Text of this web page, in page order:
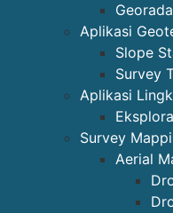
Aplikasi
Slope
Survey
Aplikasi
Survey
Aerial